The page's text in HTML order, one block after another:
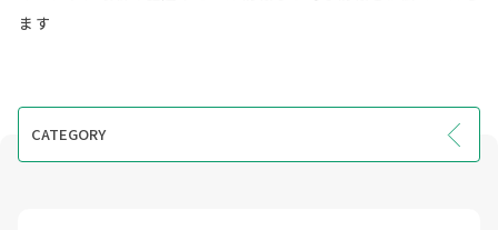
ます
CATEGORY